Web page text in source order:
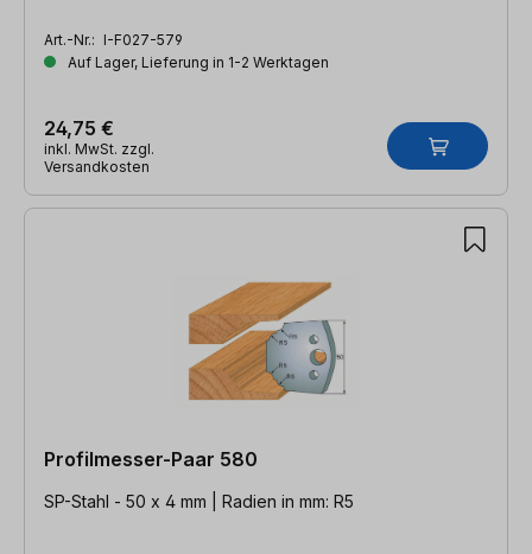
Art.-Nr.: I-F027-579
Auf Lager, Lieferung in 1-2 Werktagen
24,75 €
inkl. MwSt. zzgl.
Versandkosten
Profilmesser-Paar 580
SP-Stahl - 50 x 4 mm | Radien in mm: R5